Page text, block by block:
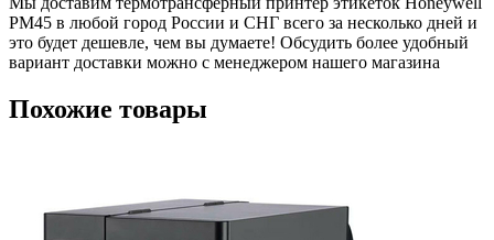
PM45 в любой город России и СНГ всего за несколько дней и
это будет дешевле, чем вы думаете! Обсудить более удобный
вариант доставки можно с менеджером нашего магазина
Похожие товары